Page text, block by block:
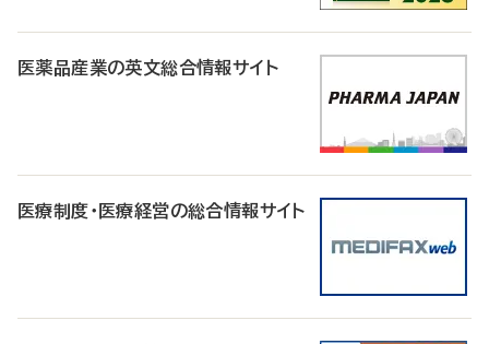
医薬品産業の英文総合情報サイト
医療制度・医療経営の総合情報サイト